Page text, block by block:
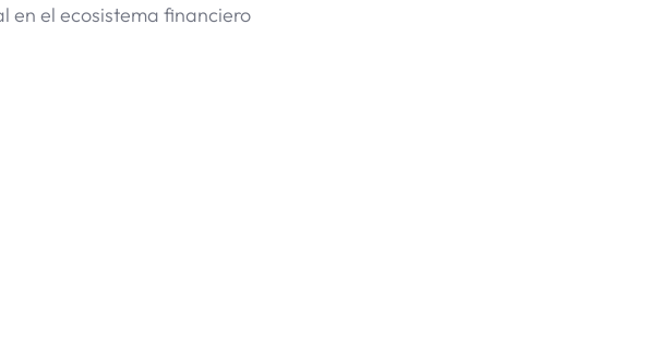
en el ecosistema financiero